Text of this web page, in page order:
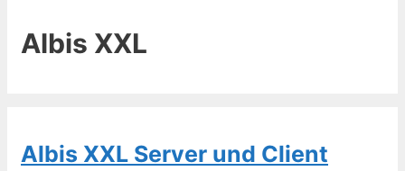
Albis XXL
Albis XXL Server und Client